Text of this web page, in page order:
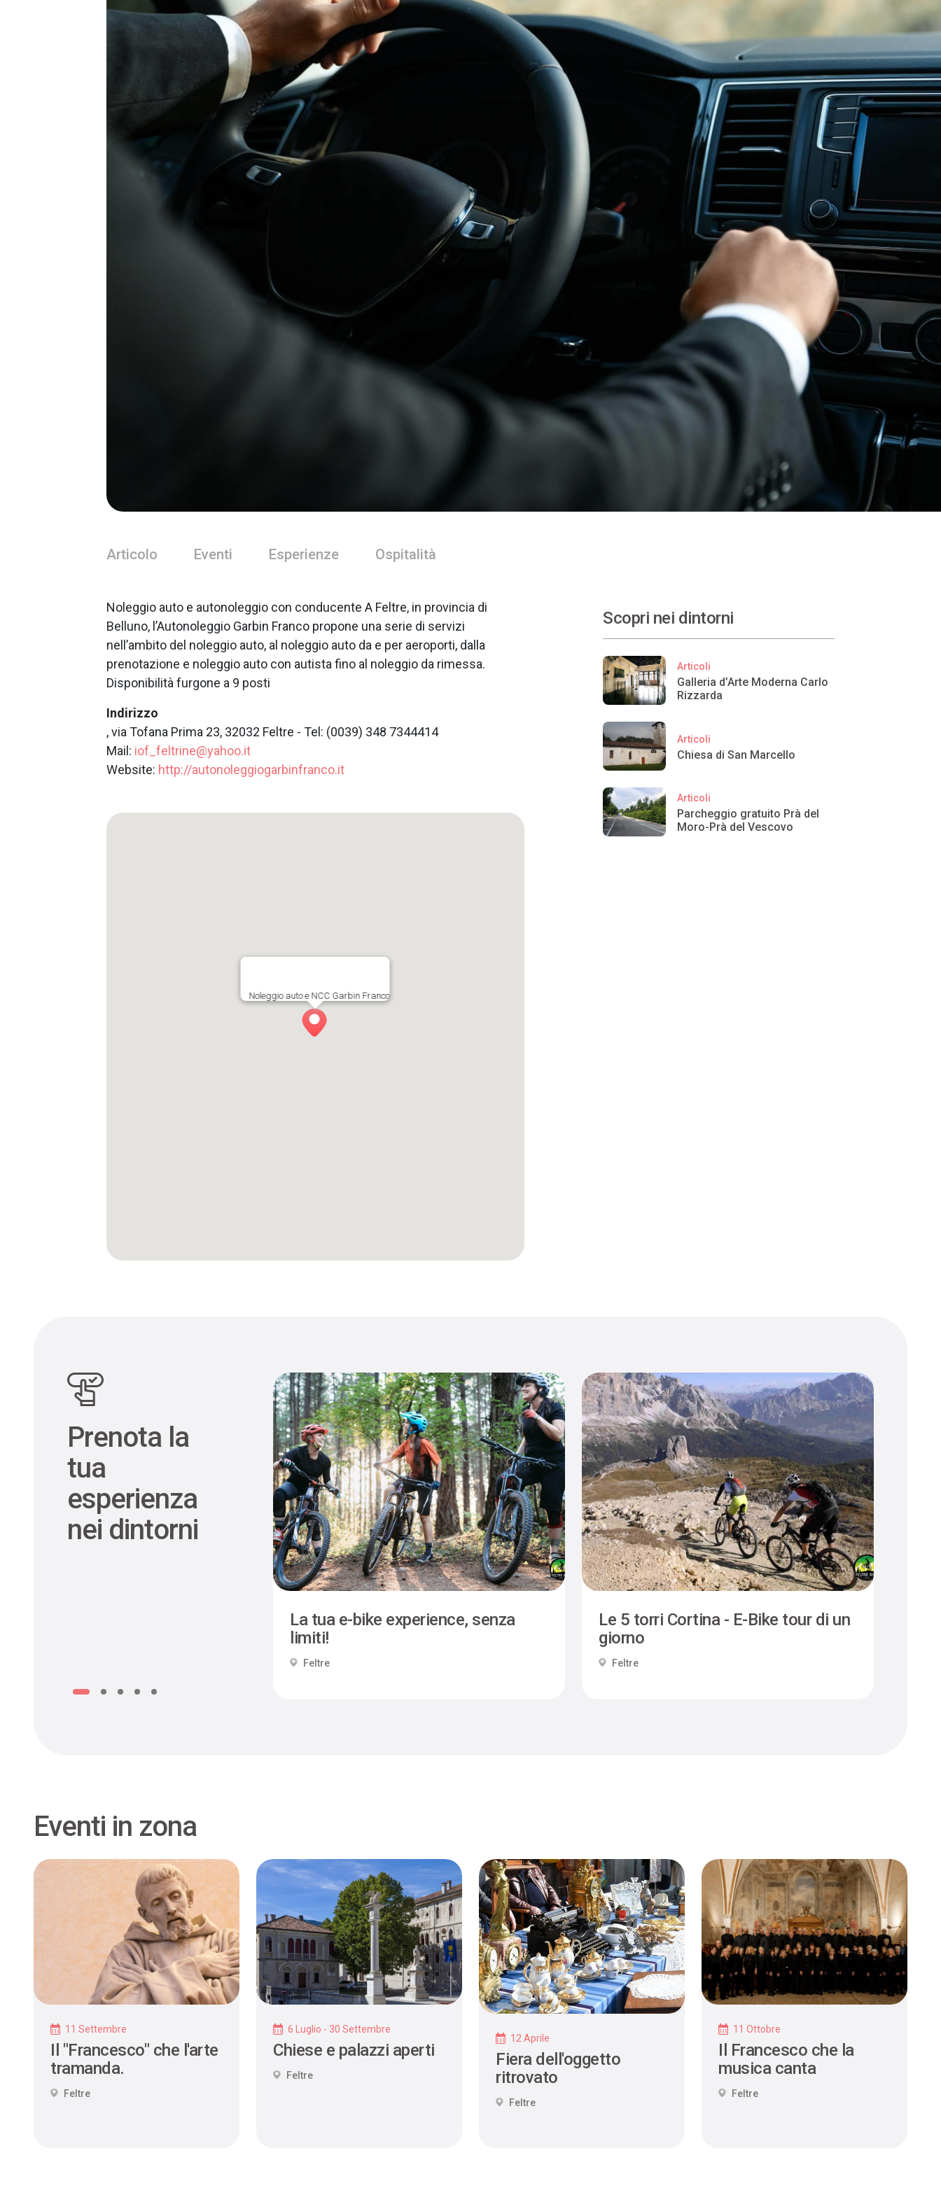
Articolo Eventi Esperienze Ospitalità
Noleggio auto e autonoleggio con conducente A Feltre, in provincia di
Belluno, l’Autonoleggio Garbin Franco propone una serie di servizi
nell’ambito del noleggio auto, al noleggio auto da e per aeroporti, dalla
prenotazione e noleggio auto con autista fino al noleggio da rimessa.
Disponibilità furgone a 9 posti
Indirizzo
, via Tofana Prima 23, 32032 Feltre - Tel: (0039) 348 7344414
Mail: iof_feltrine@yahoo.it
Website: http://autonoleggiogarbinfranco.it
Noleggio auto e NCC Garbin Franco
Scopri nei dintorni
Articoli
Galleria d’Arte Moderna Carlo
Rizzarda
Articoli
Chiesa di San Marcello
Articoli
Parcheggio gratuito Prà del
Moro-Prà del Vescovo
Prenota la
tua
esperienza
nei dintorni
La tua e-bike experience, senza
limiti!
Feltre
Le 5 torri Cortina - E-Bike tour di un
giorno
Feltre
Eventi in zona
11 Settembre
Il "Francesco" che l'arte
tramanda.
Feltre
6 Luglio - 30 Settembre
Chiese e palazzi aperti
Feltre
12 Aprile
Fiera dell'oggetto
ritrovato
Feltre
11 Ottobre
Il Francesco che la
musica canta
Feltre